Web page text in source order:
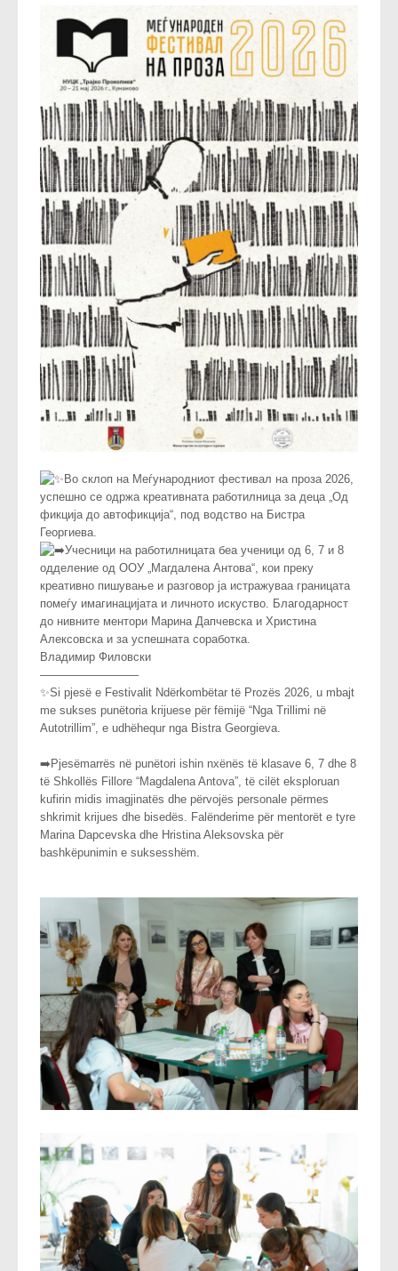
Во склоп на Меѓународниот фестивал на проза 2026,
успешно се одржа креативната работилница за деца „Од
фикција до автофикција“, под водство на Бистра
Георгиева.
Учесници на работилницата беа ученици од 6, 7 и 8
одделение од ООУ „Магдалена Антова“, кои преку
креативно пишување и разговор ја истражуваа границата
помеѓу имагинацијата и личното искуство. Благодарност
до нивните ментори Марина Дапчевска и Христина
Алексовска и за успешната соработка.
Владимир Филовски
————————–
✨Si pjesë e Festivalit Ndërkombëtar të Prozës 2026, u mbajt
me sukses punëtoria krijuese për fëmijë “Nga Trillimi në
Autotrillim”, e udhëhequr nga Bistra Georgieva.
➡️Pjesëmarrës në punëtori ishin nxënës të klasave 6, 7 dhe 8
të Shkollës Fillore “Magdalena Antova”, të cilët eksploruan
kufirin midis imagjinatës dhe përvojës personale përmes
shkrimit krijues dhe bisedës. Falënderime për mentorët e tyre
Marina Dapcevska dhe Hristina Aleksovska për
bashkëpunimin e suksesshëm.